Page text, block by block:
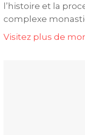
l’histoire et la
complexe
Visitez plus de